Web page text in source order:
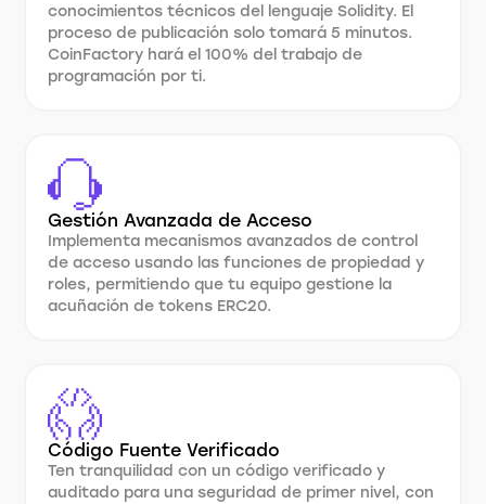
conocimientos técnicos del lenguaje Solidity. El
proceso de publicación solo tomará 5 minutos.
CoinFactory hará el 100% del trabajo de
programación por ti.
Gestión Avanzada de Acceso
Implementa mecanismos avanzados de control
de acceso usando las funciones de propiedad y
roles, permitiendo que tu equipo gestione la
acuñación de tokens ERC20.
Código Fuente Verificado
Ten tranquilidad con un código verificado y
auditado para una seguridad de primer nivel, con